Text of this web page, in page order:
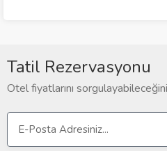
Tatil Rezervasyonu
Otel fiyatlarını